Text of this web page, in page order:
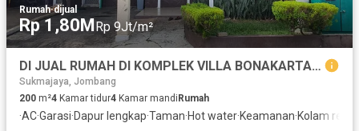
Rumah·dijual
Rp 1,80MRp 9Jt/m²
DI JUAL RUMAH DI KOMPLEK VILLA BONAKARTA, JOMBANG, CILEGON - BANTEN
Sukmajaya, Jombang
200 m²4 Kamar tidur4 Kamar mandi Rumah
·AC·Garasi·Dapur lengkap·Taman·Hot water·Keamanan·Kolam